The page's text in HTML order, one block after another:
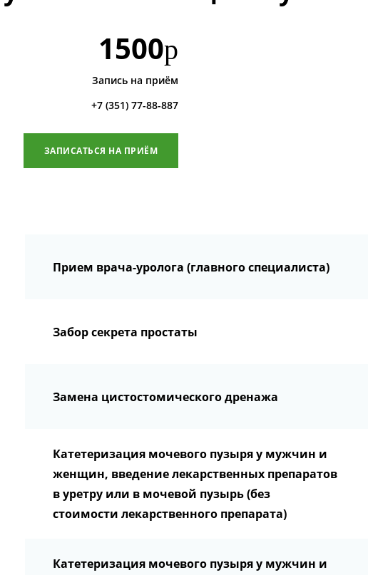
1500р
Запись на приём
+7 (351) 77-88-887
ЗАПИСАТЬСЯ НА ПРИЁМ
Прием врача-уролога (главного специалиста)
Забор секрета простаты
Замена цистостомического дренажа
Катетеризация мочевого пузыря у мужчин и
женщин, введение лекарственных препаратов
в уретру или в мочевой пузырь (без
стоимости лекарственного препарата)
Катетеризация мочевого пузыря у мужчин и